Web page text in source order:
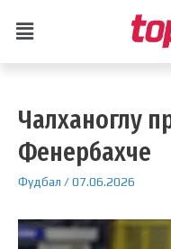
Чалханоглу
Фенербахче
Фудбал /07.06.2026